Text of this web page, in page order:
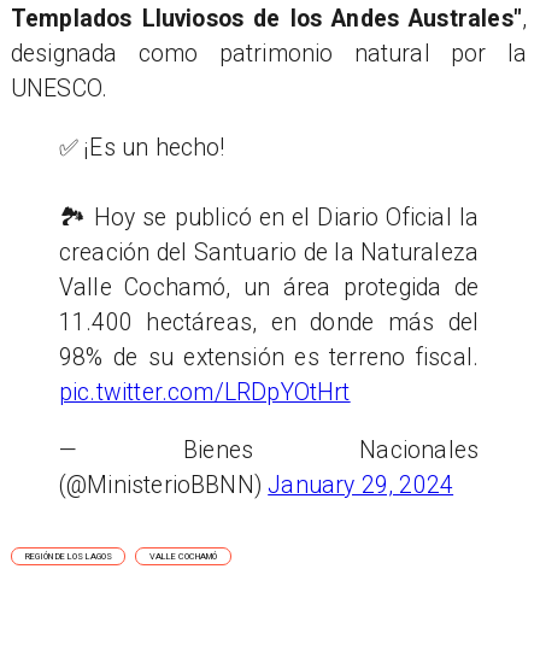
Templados Lluviosos de los Andes Australes",
designada como patrimonio natural por la
UNESCO.
✅ ¡Es un hecho!
🏞️ Hoy se publicó en el Diario Oficial la
creación del Santuario de la Naturaleza
Valle Cochamó, un área protegida de
11.400 hectáreas, en donde más del
98% de su extensión es terreno fiscal.
pic.twitter.com/LRDpYOtHrt
— Bienes Nacionales
(@MinisterioBBNN) January 29, 2024
REGIÓN DE LOS LAGOS VALLE COCHAMÓ